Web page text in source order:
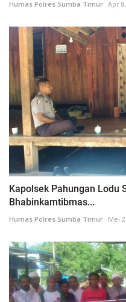
Humas Polres Sumba Timur Apr
Kapolsek Pahungan Lodu
Bhabinkamtibmas...
Humas Polres Sumba Timur Mei